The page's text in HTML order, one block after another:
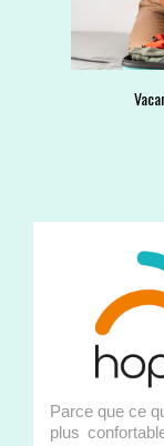
Parce que ce
plus